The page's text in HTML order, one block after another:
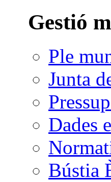
Gestió
Ple
Junta
Dades
Bústia